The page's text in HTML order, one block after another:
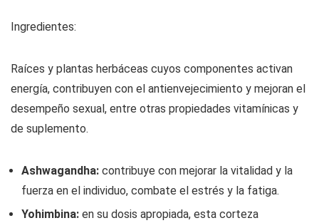
Ingredientes:
Raíces y plantas herbáceas cuyos componentes activan
energía, contribuyen con el antienvejecimiento y mejoran el
desempeño sexual, entre otras propiedades vitamínicas y
de suplemento.
Ashwagandha: contribuye con mejorar la vitalidad y la
fuerza en el individuo, combate el estrés y la fatiga.
Yohimbina: en su dosis apropiada, esta corteza